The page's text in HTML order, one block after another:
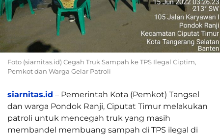
Foto (siarnitas.id) Cegah Truk Sampah ke TPS Ilegal Ciptim,
Pemkot dan Warga Gelar Patroli
siarnitas.id – Pemerintah Kota (Pemkot) Tangsel
dan warga Pondok Ranji, Ciputat Timur melakukan
patroli untuk mencegah truk yang masih
membandel membuang sampah di TPS ilegal di